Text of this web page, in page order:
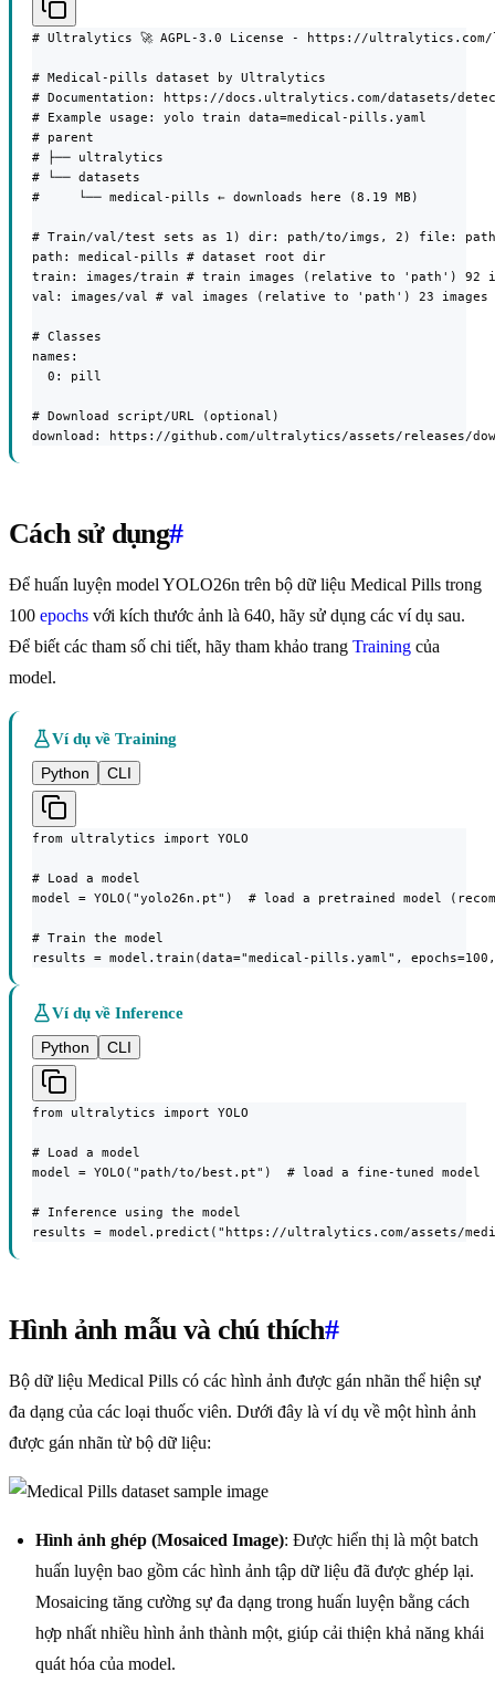
# Ultralytics 🚀 AGPL-3.0 License - https://ultralytics.com/
# Medical-pills dataset by Ultralytics
# Documentation: https://docs.ultralytics.com/datasets/
# Example usage: yolo train data=medical-pills.yaml
# parent
# ├── ultralytics
# └── datasets
#     └── medical-pills ← downloads here (8.19 MB)
# Train/val/test sets as 1) dir: path/to/imgs, 2) file:
path: medical-pills # dataset root dir
train: images/train # train images (relative to 'path') 92
val: images/val # val images (relative to 'path') 23 images
# Classes
names:
  0: pill
# Download script/URL (optional)
download: https://github.com/ultralytics/assets/releases/
Cách sử dụng#
Để huấn luyện model YOLO26n trên bộ dữ liệu Medical Pills trong
100 epochs với kích thước ảnh là 640, hãy sử dụng các ví dụ sau.
Để biết các tham số chi tiết, hãy tham khảo trang Training của
model.
Ví dụ về Training
Python
CLI
from ultralytics import YOLO
# Load a model
model = YOLO("yolo26n.pt")  # load a pretrained model
# Train the model
results = model.train(data="medical-pills.yaml", epochs=100,
Ví dụ về Inference
Python
CLI
from ultralytics import YOLO
# Load a model
model = YOLO("path/to/best.pt")  # load a fine-tuned model
# Inference using the model
results = model.predict("https://ultralytics.com/assets/
Hình ảnh mẫu và chú thích#
Bộ dữ liệu Medical Pills có các hình ảnh được gán nhãn thể hiện sự
đa dạng của các loại thuốc viên. Dưới đây là ví dụ về một hình ảnh
được gán nhãn từ bộ dữ liệu:
Hình ảnh ghép (Mosaiced Image): Được hiển thị là một batch
huấn luyện bao gồm các hình ảnh tập dữ liệu đã được ghép lại.
Mosaicing tăng cường sự đa dạng trong huấn luyện bằng cách
hợp nhất nhiều hình ảnh thành một, giúp cải thiện khả năng khái
quát hóa của model.